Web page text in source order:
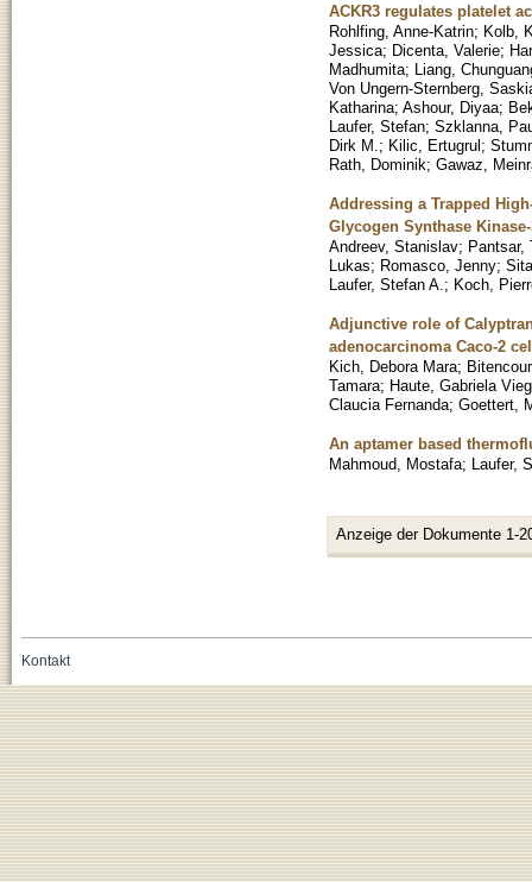
ACKR3 regulates platelet
Rohlfing, Anne-Katrin; Kolb,
Jessica; Dicenta, Valerie;
Madhumita; Liang,
Von Ungern-Sternberg,
Katharina; Ashour, Diyaa;
Laufer, Stefan; Szklanna,
Dirk M. ; Kilic, Ertugrul;
Rath, Dominik; Gawaz,
Addressing a Trapped
Glycogen Synthase
Andreev, Stanislav; Pantsar,
Lukas; Romasco, Jenny;
Laufer, Stefan A. ; Koch,
Adjunctive role of
adenocarcinoma Caco-2
Kich, Debora Mara;
Tamara; Haute, Gabriela
Claucia Fernanda; Goettert,
An aptamer based
Mahmoud, Mostafa; Laufer,
Anzeige der Dokumente 1-
Kontakt